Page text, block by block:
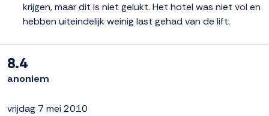
krijgen, maar dit is niet gelukt. Het hotel was niet vol en
hebben uiteindelijk weinig last gehad van de lift.
8.4
anoniem
vrijdag 7 mei 2010